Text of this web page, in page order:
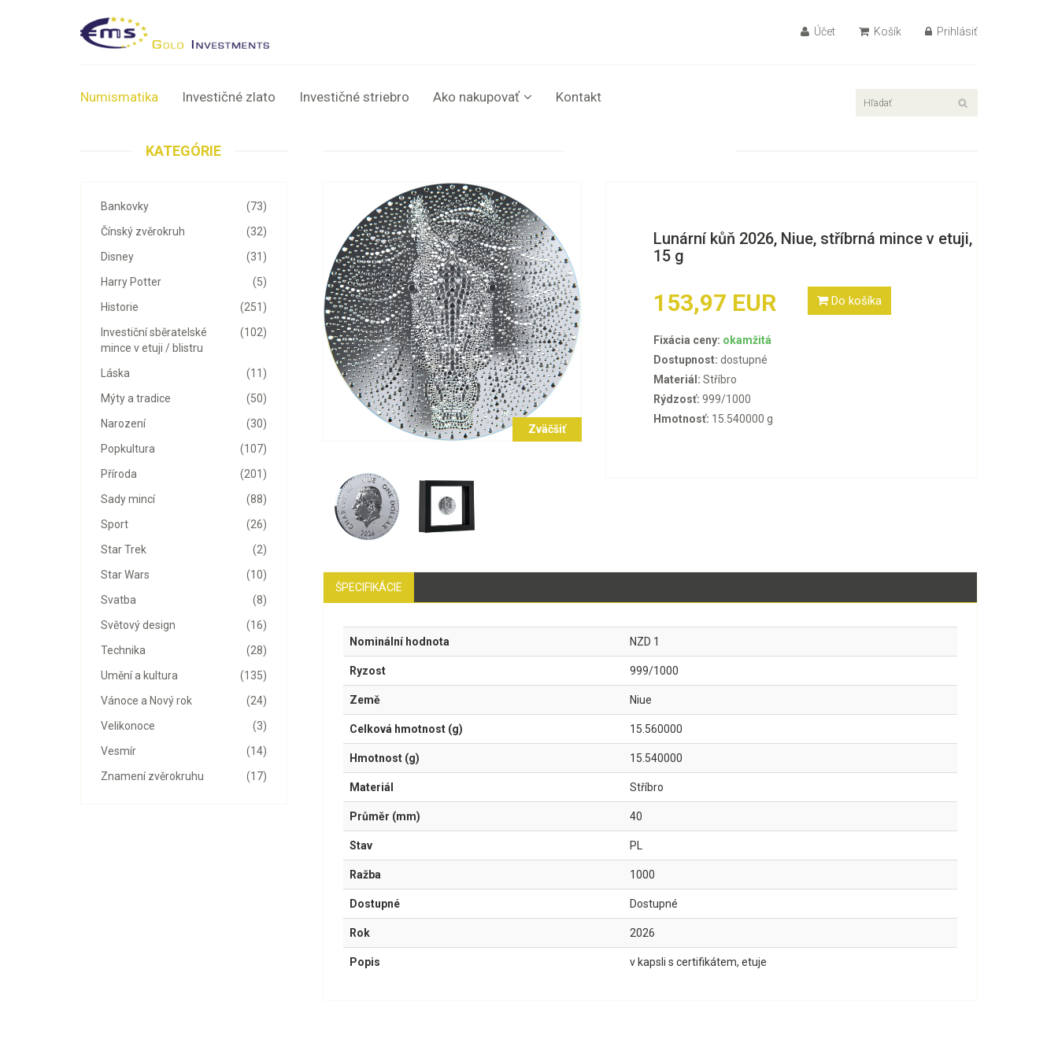
Účet Košík Prihlásiť
Numismatika Investičné zlato Investičné striebro Ako nakupovať Kontakt
KATEGÓRIE
(73)
Bankovky
(32)
Čínský zvěrokruh
(31)
Disney
(5)
Harry Potter
(251)
Historie
(102)
Investiční sběratelské
mince v etuji / blistru
(11)
Láska
(50)
Mýty a tradice
(30)
Narození
(107)
Popkultura
(201)
Příroda
(88)
Sady mincí
(26)
Sport
(2)
Star Trek
(10)
Star Wars
(8)
Svatba
(16)
Světový design
(28)
Technika
(135)
Umění a kultura
(24)
Vánoce a Nový rok
(3)
Velikonoce
(14)
Vesmír
(17)
Znamení zvěrokruhu
Zväčšiť
Lunární kůň 2026, Niue, stříbrná mince v etuji,
15 g
153,97 EUR Do košíka
Fixácia ceny: okamžitá
Dostupnost: dostupné
Materiál: Stříbro
Rýdzosť: 999/1000
Hmotnosť: 15.540000 g
ŠPECIFIKÁCIE
Nominální hodnota NZD 1
Ryzost 999/1000
Země Niue
Celková hmotnost (g) 15.560000
Hmotnost (g) 15.540000
Materiál Stříbro
Průměr (mm) 40
Stav PL
Ražba 1000
Dostupné Dostupné
Rok 2026
Popis v kapsli s certifikátem, etuje